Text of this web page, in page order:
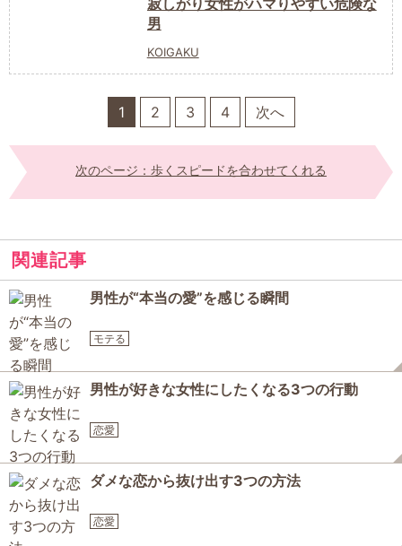
寂しがり女性がハマりやすい危険な
男
KOIGAKU
1 2 3 4 次へ
次のページ：歩くスピードを合わせてくれる
関連記事
男性が“本当の愛”を感じる瞬間
モテる
男性が好きな女性にしたくなる3つの行動
恋愛
ダメな恋から抜け出す3つの方法
恋愛